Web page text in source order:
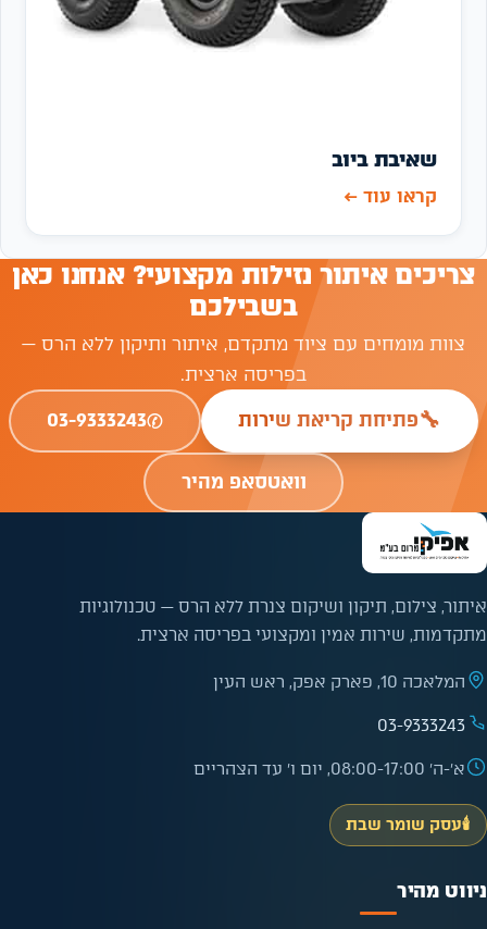
שאיבת ביוב
קראו עוד←
צריכים איתור נזילות מקצועי? אנחנו כאן
בשבילכם
צוות מומחים עם ציוד מתקדם, איתור ותיקון ללא הרס —
בפריסה ארצית.
🔧פתיחת קריאת שירות ✆
03-9333243
וואטסאפ מהיר
איתור, צילום, תיקון ושיקום צנרת ללא הרס — טכנולוגיות
מתקדמות, שירות אמין ומקצועי בפריסה ארצית.
המלאכה 10, פארק אפק, ראש העין
03-9333243
א׳-ה׳ 08:00-17:00, יום ו׳ עד הצהריים
🕯️עסק שומר שבת
ניווט מהיר